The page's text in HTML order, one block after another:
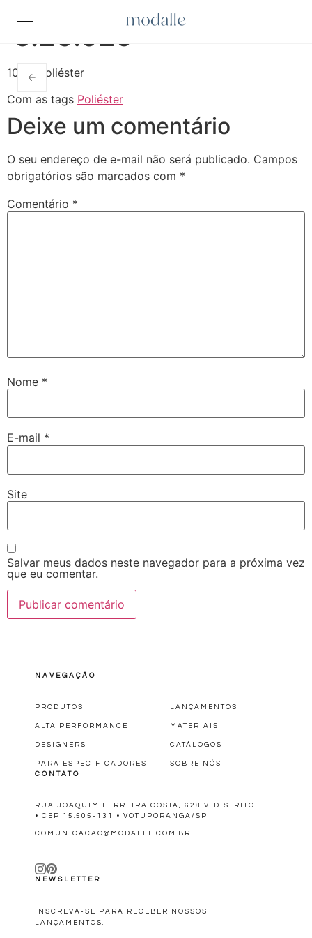
5.20.029
100% Poliéster
Com as tags Poliéster
Deixe um comentário
O seu endereço de e-mail não será publicado. Campos
obrigatórios são marcados com *
Comentário *
Nome *
E-mail *
Site
Salvar meus dados neste navegador para a próxima vez
que eu comentar.
NAVEGAÇÃO
PRODUTOS LANÇAMENTOS
ALTA PERFORMANCE MATERIAIS
DESIGNERS CATÁLOGOS
PARA ESPECIFICADORES
SOBRE NÓS
CONTATO
RUA JOAQUIM FERREIRA COSTA, 628 V. DISTRITO
• CEP 15.505-131 • VOTUPORANGA/SP
COMUNICACAO@MODALLE.COM.BR
NEWSLETTER
INSCREVA-SE PARA RECEBER NOSSOS
LANÇAMENTOS.